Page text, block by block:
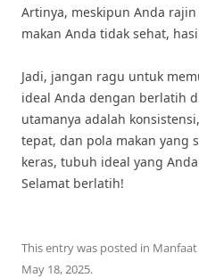
Artinya, meskipun Anda
makan Anda tidak sehat,
Jadi, jangan ragu untuk
ideal Anda dengan berlatih
utamanya adalah
tepat, dan pola makan yang
keras, tubuh ideal yang
Selamat berlatih!
This entry was posted in
May 18, 2025.